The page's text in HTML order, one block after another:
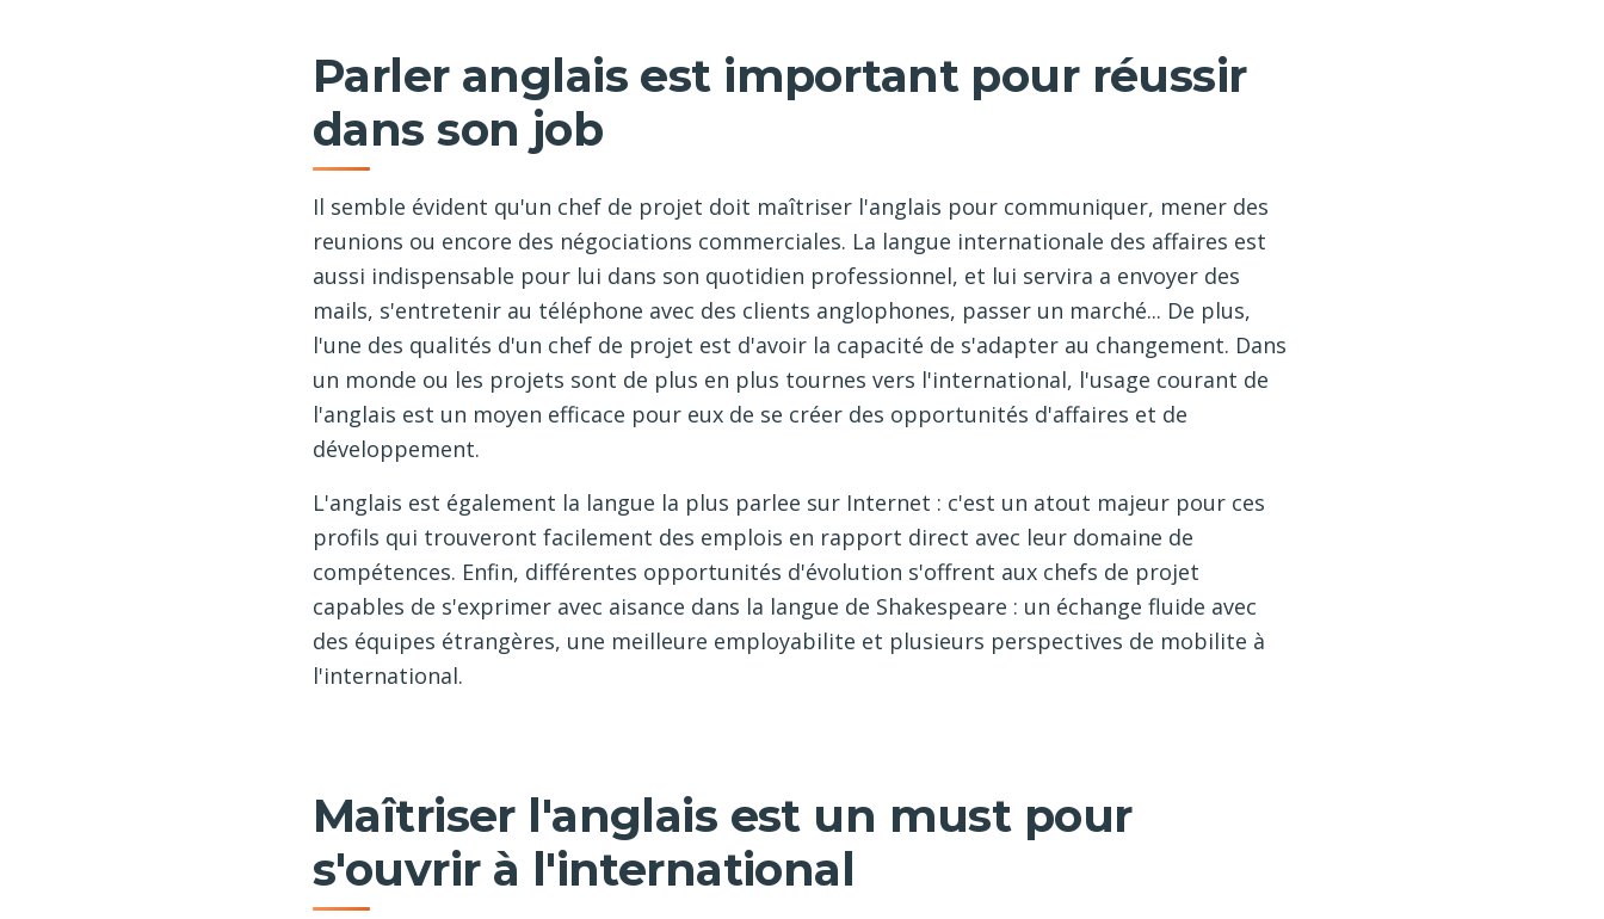
Parler anglais est important pour réussir
dans son job
Il semble évident qu'un chef de projet doit maîtriser l'anglais pour communiquer, mener des
reunions ou encore des négociations commerciales. La langue internationale des affaires est
aussi indispensable pour lui dans son quotidien professionnel, et lui servira a envoyer des
mails, s'entretenir au téléphone avec des clients anglophones, passer un marché... De plus,
l'une des qualités d'un chef de projet est d'avoir la capacité de s'adapter au changement. Dans
un monde ou les projets sont de plus en plus tournes vers l'international, l'usage courant de
l'anglais est un moyen efficace pour eux de se créer des opportunités d'affaires et de
développement.
L'anglais est également la langue la plus parlee sur Internet : c'est un atout majeur pour ces
profils qui trouveront facilement des emplois en rapport direct avec leur domaine de
compétences. Enfin, différentes opportunités d'évolution s'offrent aux chefs de projet
capables de s'exprimer avec aisance dans la langue de Shakespeare : un échange fluide avec
des équipes étrangères, une meilleure employabilite et plusieurs perspectives de mobilite à
l'international.
Maîtriser l'anglais est un must pour
s'ouvrir à l'international